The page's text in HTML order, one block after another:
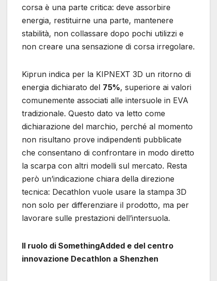
corsa è una parte critica: deve assorbire
energia, restituirne una parte, mantenere
stabilità, non collassare dopo pochi utilizzi e
non creare una sensazione di corsa irregolare.
Kiprun indica per la KIPNEXT 3D un ritorno di
energia dichiarato del 75%, superiore ai valori
comunemente associati alle intersuole in EVA
tradizionale. Questo dato va letto come
dichiarazione del marchio, perché al momento
non risultano prove indipendenti pubblicate
che consentano di confrontare in modo diretto
la scarpa con altri modelli sul mercato. Resta
però un’indicazione chiara della direzione
tecnica: Decathlon vuole usare la stampa 3D
non solo per differenziare il prodotto, ma per
lavorare sulle prestazioni dell’intersuola.
Il ruolo di SomethingAdded e del centro
innovazione Decathlon a Shenzhen